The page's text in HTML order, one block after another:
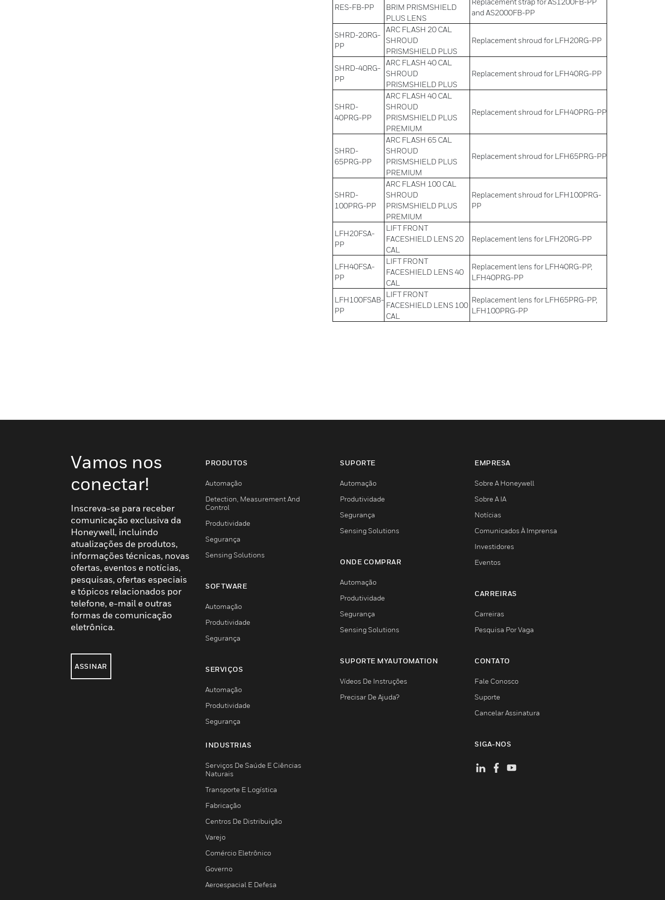
RES-FB-PP
BRIM PRISMSHIELD
PLUS LENS
and AS2000FB-PP
SHRD-20RG-
PP
ARC FLASH 20 CAL
SHROUD
PRISMSHIELD PLUS
Replacement shroud for LFH20RG-PP
SHRD-40RG-
PP
ARC FLASH 40 CAL
SHROUD
PRISMSHIELD PLUS
Replacement shroud for LFH40RG-PP
SHRD-
40PRG-PP
ARC FLASH 40 CAL
SHROUD
PRISMSHIELD PLUS
PREMIUM
Replacement shroud for LFH40PRG-PP
SHRD-
65PRG-PP
ARC FLASH 65 CAL
SHROUD
PRISMSHIELD PLUS
PREMIUM
Replacement shroud for LFH65PRG-PP
SHRD-
100PRG-PP
ARC FLASH 100 CAL
SHROUD
PRISMSHIELD PLUS
PREMIUM
Replacement shroud for LFH100PRG-
PP
LFH20FSA-
PP
LIFT FRONT
FACESHIELD LENS 20
CAL
Replacement lens for LFH20RG-PP
LFH40FSA-
PP
LIFT FRONT
FACESHIELD LENS 40
CAL
Replacement lens for LFH40RG-PP,
LFH40PRG-PP
LFH100FSAB-
PP
LIFT FRONT
FACESHIELD LENS 100
CAL
Replacement lens for LFH65PRG-PP,
LFH100PRG-PP
Vamos nos
conectar!
Inscreva-se para receber
comunicação exclusiva da
Honeywell, incluindo
atualizações de produtos,
informações técnicas, novas
ofertas, eventos e notícias,
pesquisas, ofertas especiais
e tópicos relacionados por
telefone, e-mail e outras
formas de comunicação
eletrônica.
ASSINAR
PRODUTOS
Automação
Detection, Measurement And
Control
Produtividade
Segurança
Sensing Solutions
SOFTWARE
Automação
Produtividade
Segurança
SERVIÇOS
Automação
Produtividade
Segurança
INDUSTRIAS
Serviços De Saúde E Ciências
Naturais
Transporte E Logística
Fabricação
Centros De Distribuição
Varejo
Comércio Eletrônico
Governo
Aeroespacial E Defesa
SUPORTE
Automação
Produtividade
Segurança
Sensing Solutions
ONDE COMPRAR
Automação
Produtividade
Segurança
Sensing Solutions
SUPORTE MYAUTOMATION
Vídeos De Instruções
Precisar De Ajuda?
EMPRESA
Sobre A Honeywell
Sobre A IA
Notícias
Comunicados À Imprensa
Investidores
Eventos
CARREIRAS
Carreiras
Pesquisa Por Vaga
CONTATO
Fale Conosco
Suporte
Cancelar Assinatura
SIGA-NOS